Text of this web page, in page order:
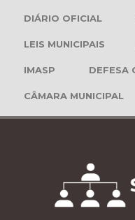
DIÁRIO OFICIAL
LEIS MUNICIPAIS
IMASP DEFESA
CÂMARA MUNICIPAL